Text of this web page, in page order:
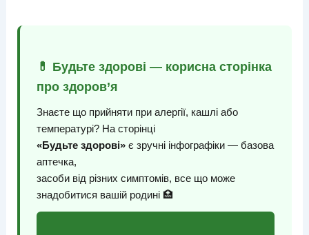
💊 Будьте здорові — корисна сторінка
про здоров’я
Знаєте що прийняти при алергії, кашлі або
температурі? На сторінці
«Будьте здорові»є зручні інфографіки — базова
аптечка,
засоби від різних симптомів, все що може
знадобитися вашій родині 🏥